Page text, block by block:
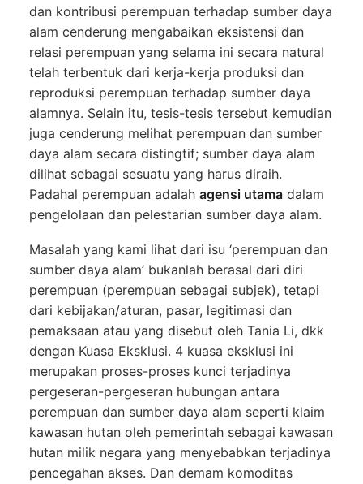
dan kontribusi perempuan terhadap sumber daya
alam cenderung mengabaikan eksistensi dan
relasi perempuan yang selama ini secara natural
telah terbentuk dari kerja-kerja produksi dan
reproduksi perempuan terhadap sumber daya
alamnya. Selain itu, tesis-tesis tersebut kemudian
juga cenderung melihat perempuan dan sumber
daya alam secara distingtif; sumber daya alam
dilihat sebagai sesuatu yang harus diraih.
Padahal perempuan adalah agensi utama dalam
pengelolaan dan pelestarian sumber daya alam.
Masalah yang kami lihat dari isu ‘perempuan dan
sumber daya alam’ bukanlah berasal dari diri
perempuan (perempuan sebagai subjek), tetapi
dari kebijakan/aturan, pasar, legitimasi dan
pemaksaan atau yang disebut oleh Tania Li, dkk
dengan Kuasa Eksklusi. 4 kuasa eksklusi ini
merupakan proses-proses kunci terjadinya
pergeseran-pergeseran hubungan antara
perempuan dan sumber daya alam seperti klaim
kawasan hutan oleh pemerintah sebagai kawasan
hutan milik negara yang menyebabkan terjadinya
pencegahan akses. Dan demam komoditas